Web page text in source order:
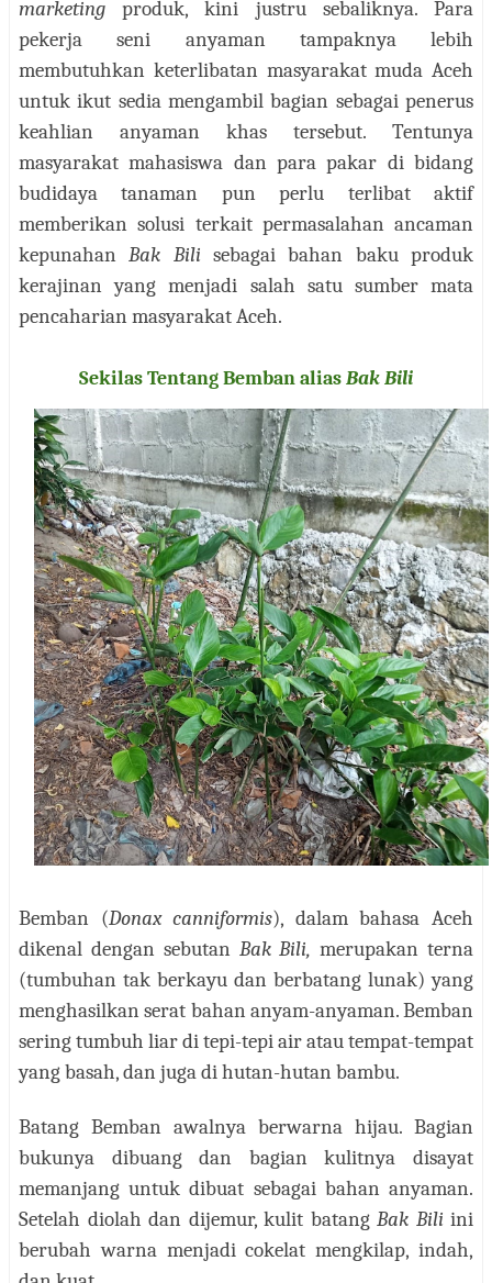
marketing produk, kini justru sebaliknya. Para
pekerja seni anyaman tampaknya lebih
membutuhkan keterlibatan masyarakat muda Aceh
untuk ikut sedia mengambil bagian sebagai penerus
keahlian anyaman khas tersebut. Tentunya
masyarakat mahasiswa dan para pakar di bidang
budidaya tanaman pun perlu terlibat aktif
memberikan solusi terkait permasalahan ancaman
kepunahanBak Bili sebagai bahan baku produk
kerajinan yang menjadi salah satu sumber mata
pencaharian masyarakat Aceh.
Sekilas Tentang Bemban aliasBak Bili
Bemban (Donax canniformis), dalam bahasa Aceh
dikenal dengan sebutan Bak Bili, merupakan terna
(tumbuhan tak berkayu dan berbatang lunak) yang
menghasilkan serat bahan anyam-anyaman. Bemban
sering tumbuh liar di tepi-tepi air atau tempat-tempat
yang basah, dan juga di hutan-hutan bambu.
Batang Bemban awalnya berwarna hijau. Bagian
bukunya dibuang dan bagian kulitnya disayat
memanjang untuk dibuat sebagai bahan anyaman.
Setelah diolah dan dijemur, kulit batang Bak Bili ini
berubah warna menjadi cokelat mengkilap, indah,